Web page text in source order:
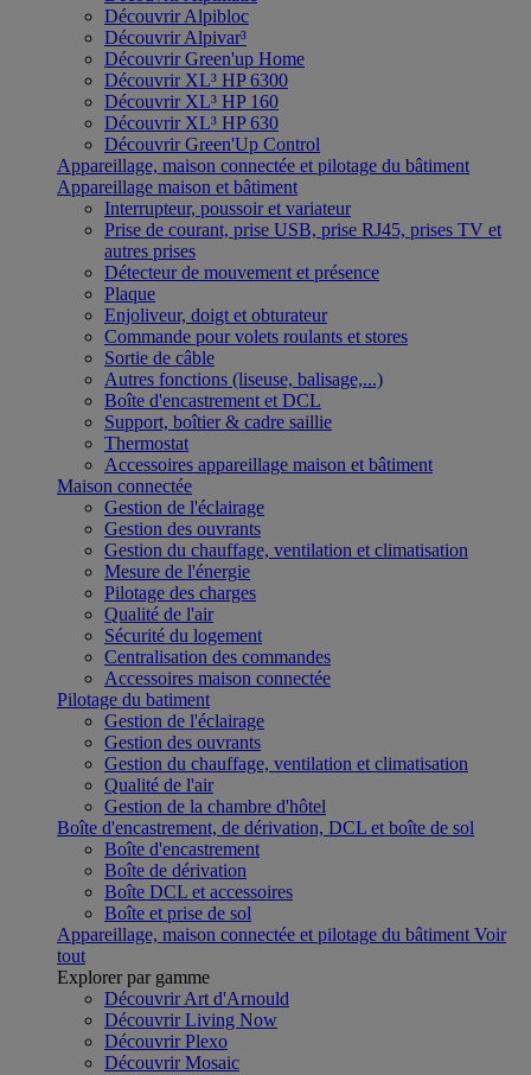
Découvrir Alpibloc
Découvrir Alpivar³
Découvrir Green'up Home
Découvrir XL³ HP 6300
Découvrir XL³ HP 160
Découvrir XL³ HP 630
Découvrir Green'Up Control
Appareillage, maison connectée et pilotage du bâtiment
Appareillage maison et bâtiment
Interrupteur, poussoir et variateur
Prise de courant, prise USB, prise RJ45, prises TV et
autres prises
Détecteur de mouvement et présence
Plaque
Enjoliveur, doigt et obturateur
Commande pour volets roulants et stores
Sortie de câble
Autres fonctions (liseuse, balisage,...)
Boîte d'encastrement et DCL
Support, boîtier & cadre saillie
Thermostat
Accessoires appareillage maison et bâtiment
Maison connectée
Gestion de l'éclairage
Gestion des ouvrants
Gestion du chauffage, ventilation et climatisation
Mesure de l'énergie
Pilotage des charges
Qualité de l'air
Sécurité du logement
Centralisation des commandes
Accessoires maison connectée
Pilotage du batiment
Gestion de l'éclairage
Gestion des ouvrants
Gestion du chauffage, ventilation et climatisation
Qualité de l'air
Gestion de la chambre d'hôtel
Boîte d'encastrement, de dérivation, DCL et boîte de sol
Boîte d'encastrement
Boîte de dérivation
Boîte DCL et accessoires
Boîte et prise de sol
Appareillage, maison connectée et pilotage du bâtiment Voir
tout
Explorer par gamme
Découvrir Art d'Arnould
Découvrir Living Now
Découvrir Plexo
Découvrir Mosaic